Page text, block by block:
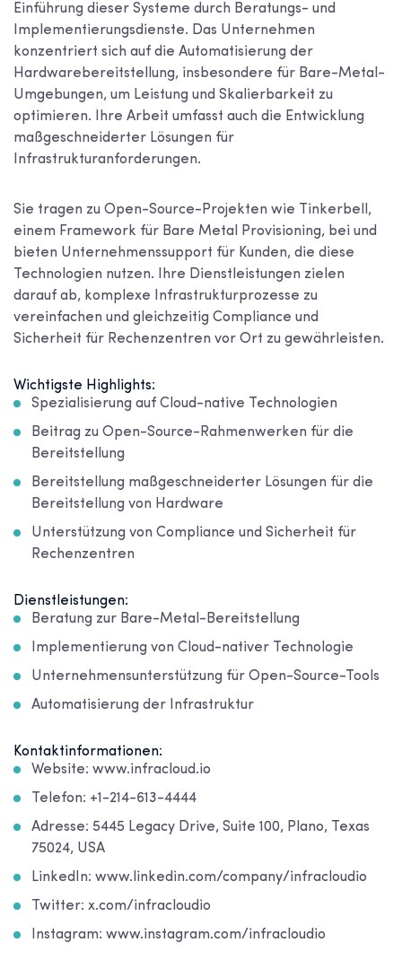
Einführung dieser Systeme durch Beratungs- und
Implementierungsdienste. Das Unternehmen
konzentriert sich auf die Automatisierung der
Hardwarebereitstellung, insbesondere für Bare-Metal-
Umgebungen, um Leistung und Skalierbarkeit zu
optimieren. Ihre Arbeit umfasst auch die Entwicklung
maßgeschneiderter Lösungen für
Infrastrukturanforderungen.
Sie tragen zu Open-Source-Projekten wie Tinkerbell,
einem Framework für Bare Metal Provisioning, bei und
bieten Unternehmenssupport für Kunden, die diese
Technologien nutzen. Ihre Dienstleistungen zielen
darauf ab, komplexe Infrastrukturprozesse zu
vereinfachen und gleichzeitig Compliance und
Sicherheit für Rechenzentren vor Ort zu gewährleisten.
Wichtigste Highlights:
Spezialisierung auf Cloud-native Technologien
Beitrag zu Open-Source-Rahmenwerken für die
Bereitstellung
Bereitstellung maßgeschneiderter Lösungen für die
Bereitstellung von Hardware
Unterstützung von Compliance und Sicherheit für
Rechenzentren
Dienstleistungen:
Beratung zur Bare-Metal-Bereitstellung
Implementierung von Cloud-nativer Technologie
Unternehmensunterstützung für Open-Source-Tools
Automatisierung der Infrastruktur
Kontaktinformationen:
Website: www.infracloud.io
Telefon: +1-214-613-4444
Adresse: 5445 Legacy Drive, Suite 100, Plano, Texas
75024, USA
LinkedIn: www.linkedin.com/company/infracloudio
Twitter: x.com/infracloudio
Instagram: www.instagram.com/infracloudio